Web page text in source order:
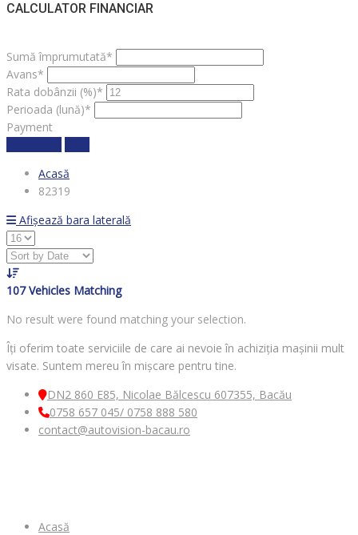
CALCULATOR FINANCIAR
Sumă împrumutată*
Avans*
Rata dobânzii (%)*
Perioada (lună)*
Payment
Acasă
82319
Afișează bara laterală
107 Vehicles Matching
No result were found matching your selection.
Îți oferim toate serviciile de care ai nevoie în achiziția mașinii mult
visate. Suntem mereu în mișcare pentru tine.
DN2 860 E85, Nicolae Bălcescu 607355, Bacău
0758 657 045/ 0758 888 580
contact@autovision-bacau.ro
Acasă